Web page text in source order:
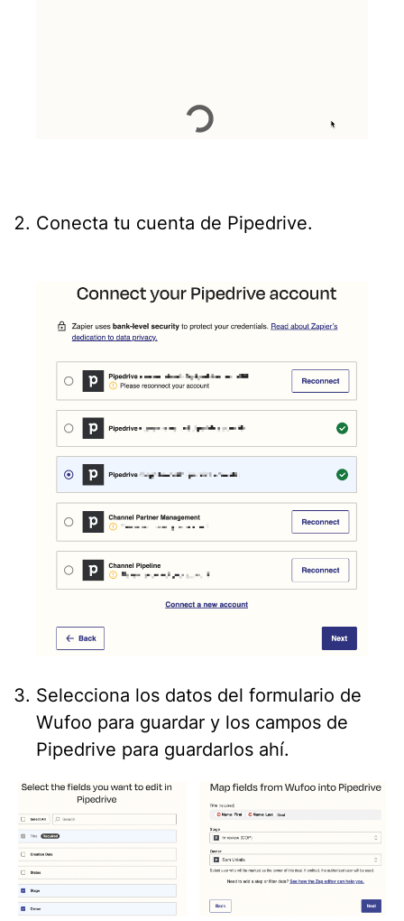
Conecta tu cuenta de Pipedrive.
Selecciona los datos del formulario de
Wufoo para guardar y los campos de
Pipedrive para guardarlos ahí.